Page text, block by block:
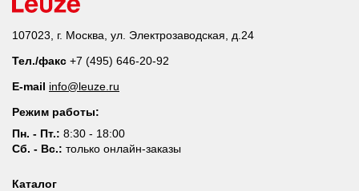
107023, г. Москва, ул. Электрозаводская, д.24
Тел./факс +7 (495) 646-20-92
E-mail info@leuze.ru
Режим работы:
Пн. - Пт.: 8:30 - 18:00
Сб. - Вс.: только онлайн-заказы
Каталог